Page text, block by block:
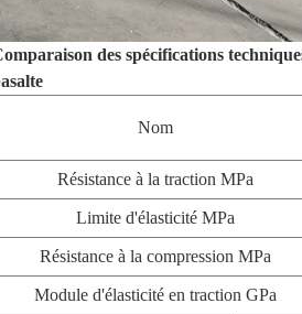
des spécifications
Nom
Résistance à la traction MPa
Limite d'élasticité MPa
Résistance à la compression MPa
Module d'élasticité en traction GPa